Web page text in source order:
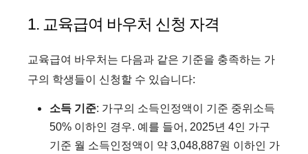
1. 교육급여 바우처 신청 자격
교육급여 바우처는 다음과 같은 기준을 충족하는 가
구의 학생들이 신청할 수 있습니다:​
소득 기준: 가구의 소득인정액이 기준 중위소득
50% 이하인 경우. 예를 들어, 2025년 4인 가구
기준 월 소득인정액이 약 3,048,887원 이하인 가